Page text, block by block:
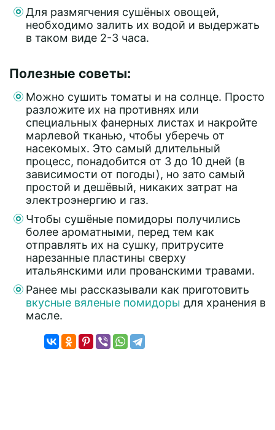
Для размягчения сушёных овощей,
необходимо залить их водой и выдержать
в таком виде 2-3 часа.
Полезные советы:
Можно сушить томаты и на солнце. Просто
разложите их на противнях или
специальных фанерных листах и накройте
марлевой тканью, чтобы уберечь от
насекомых. Это самый длительный
процесс, понадобится от 3 до 10 дней (в
зависимости от погоды), но зато самый
простой и дешёвый, никаких затрат на
электроэнергию и газ.
Чтобы сушёные помидоры получились
более ароматными, перед тем как
отправлять их на сушку, притрусите
нарезанные пластины сверху
итальянскими или прованскими травами.
Ранее мы рассказывали как приготовить
вкусные вяленые помидоры для хранения в
масле.